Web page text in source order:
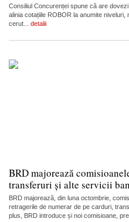
Consiliul Concurenței spune că are
alinia cotațiile ROBOR la anumite
cerut... detalii
BRD majorează
transferuri și alte servicii
BRD majorează, din luna octombrie,
retragerile de numerar de pe carduri,
plus, BRD introduce și noi comisioane,